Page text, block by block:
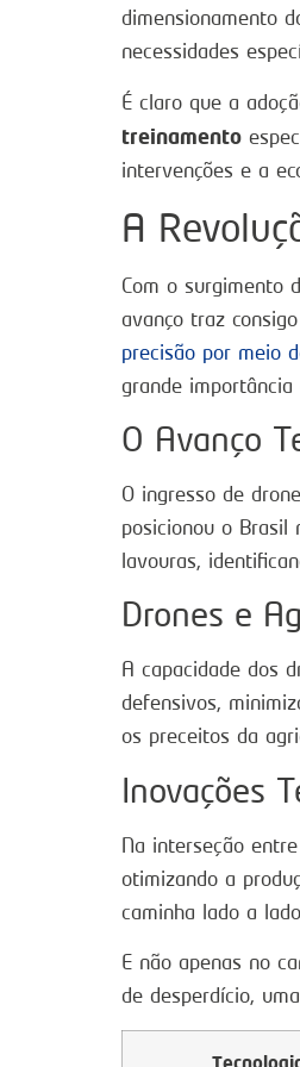
dimensionamento
necessidades
É claro que a
treinamento
intervenções e a
A
Com o surgimento
avanço traz
precisão por meio
grande importância
O Avanço
O ingresso de
posicionou o Brasil
lavouras,
Drones e
A capacidade dos
defensivos,
os preceitos da
Inovações
Na interseção
otimizando a
caminha lado a
E não apenas no
de desperdício,